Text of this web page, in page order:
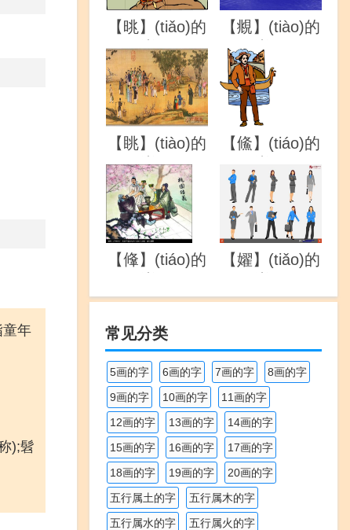
童年
);髫
【晀】(tiǎo)的
详解
【覜】(tiào)的
详解
【眺】(tiào)的
详解
【鯈】(tiáo)的
【鞗】(tiáo)的
【嬥】(tiǎo)的
常见分类
5画的字 6画的字 7画的字
8画的字
9画的字
10画的字
11画的字
12画的字
13画的字
14画的字
15画的字
16画的字
17画的字
18画的字
19画的字
20画的字
五行属土的字
五行属木的字
五行属水的字
五行属火的字